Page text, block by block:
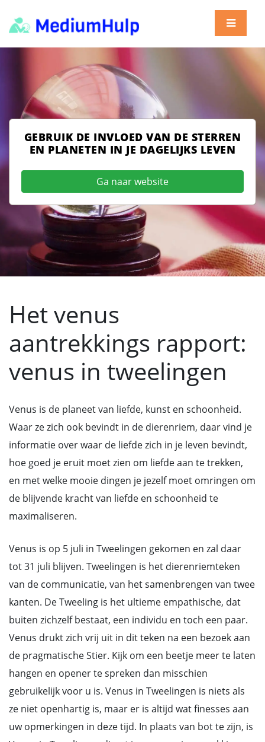
GEBRUIK DE INVLOED VAN DE STERREN
EN PLANETEN IN JE DAGELIJKS LEVEN
Ga naar website
Het venus
aantrekkings rapport:
venus in tweelingen
Venus is de planeet van liefde, kunst en schoonheid.
Waar ze zich ook bevindt in de dierenriem, daar vind je
informatie over waar de liefde zich in je leven bevindt,
hoe goed je eruit moet zien om liefde aan te trekken,
en met welke mooie dingen je jezelf moet omringen om
de blijvende kracht van liefde en schoonheid te
maximaliseren.
Venus is op 5 juli in Tweelingen gekomen en zal daar
tot 31 juli blijven. Tweelingen is het dierenriemteken
van de communicatie, van het samenbrengen van twee
kanten. De Tweeling is het ultieme empathische, dat
buiten zichzelf bestaat, een individu en toch een paar.
Venus drukt zich vrij uit in dit teken na een bezoek aan
de pragmatische Stier. Kijk om een beetje meer te laten
hangen en opener te spreken dan misschien
gebruikelijk voor u is. Venus in Tweelingen is niets als
ze niet openhartig is, maar er is altijd wat finesses aan
uw opmerkingen in deze tijd. In plaats van bot te zijn, is